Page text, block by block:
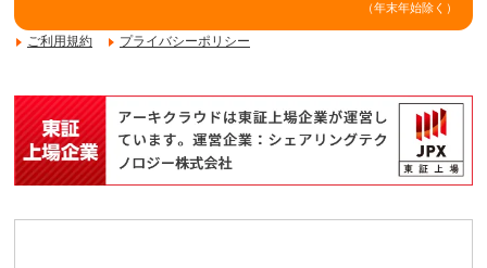
（年末年始除く）
ご利用規約 プライバシーポリシー